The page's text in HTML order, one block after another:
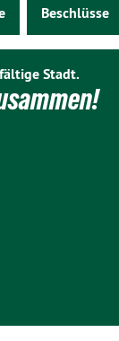
Beschlüsse
Stadt.